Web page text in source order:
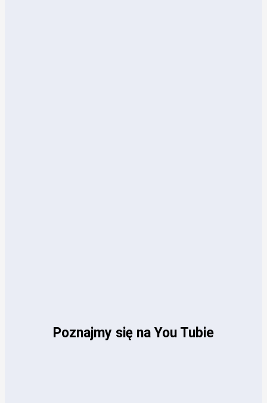
Poznajmy się na You Tubie